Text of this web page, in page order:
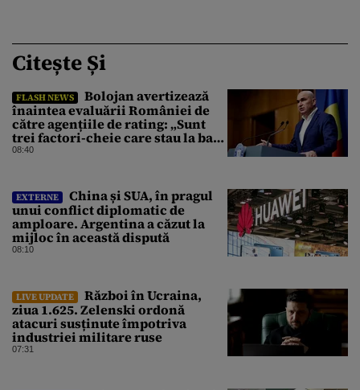
Citește Și
FLASH NEWS
Bolojan avertizează
înaintea evaluării României de
către agențiile de rating: „Sunt
trei factori-cheie care stau la baza
acestor evaluări”
08:40
EXTERNE
China și SUA, în pragul
unui conflict diplomatic de
amploare. Argentina a căzut la
mijloc în această dispută
08:10
LIVE UPDATE
Război în Ucraina,
ziua 1.625. Zelenski ordonă
atacuri susținute împotriva
industriei militare ruse
07:31